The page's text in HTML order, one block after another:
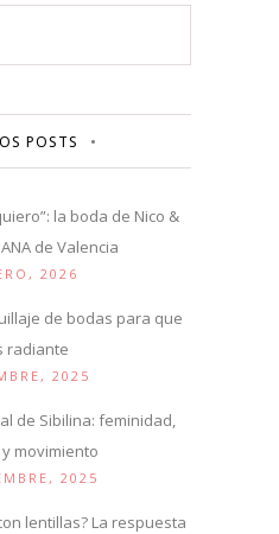
POSTS
la boda de Nico &
de Valencia
2026
de bodas para que
radiante
2025
de Sibilina: feminidad,
movimiento
2025
lentillas? La respuesta